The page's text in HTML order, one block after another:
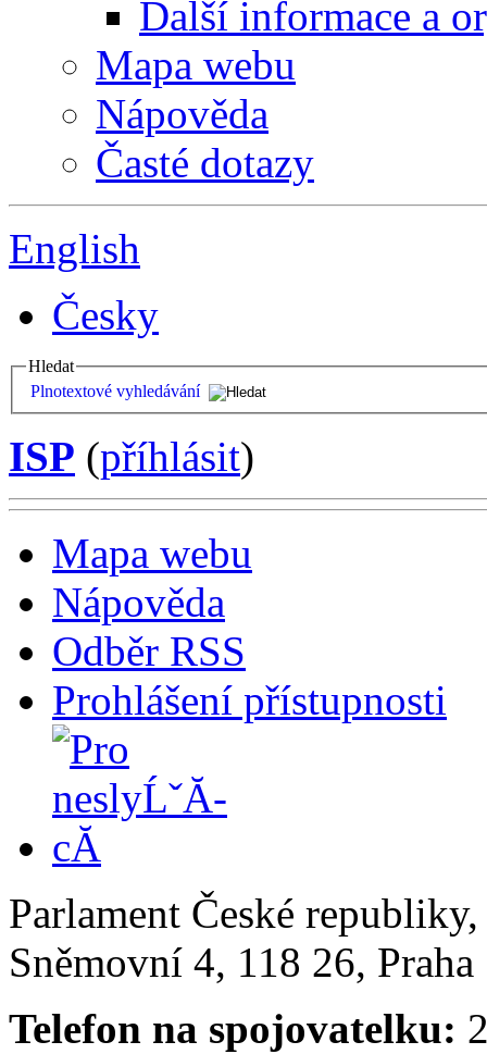
Další informace a
Mapa webu
Nápověda
Časté dotazy
English
Česky
Hledat
Plnotextové vyhledávání
ISP (příhlásit)
Mapa webu
Nápověda
Odběr RSS
Prohlášení přístupnosti
Parlament České
Sněmovní 4, 118 26,
Telefon na spojovatelku: